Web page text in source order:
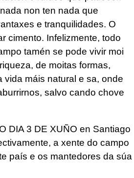
non ten nada que
e tranquilidades. O
cimento. Infelizmente, todo
tamén se pode vivir moi
de moitas formas,
vida máis natural e sa, onde
salvo cando chove
DIA 3 DE XUÑO en Santiago
a xente do campo
país e os mantedores da súa